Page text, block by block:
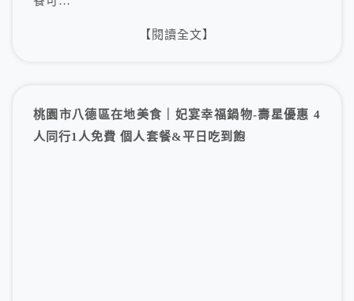
【閱讀全文】
桃園市八德區在地美食｜妃宴幸福鍋物-壽星優惠 4
人同行1人免費 個人套餐&平日吃到飽